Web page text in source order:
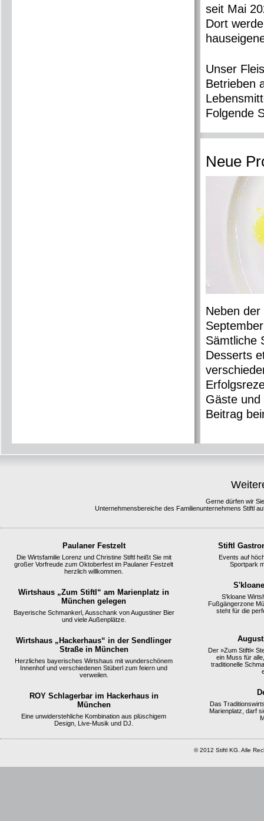
seit Mai
Dort
Unser
Betrieben
Folgende
Neue
Neben
Sämtliche
Desserts
Gäste
Beitrag
Gerne dürfen wir
Unternehmensbereiche des Familienunternehmens Stiftl
Paulaner Festzelt
Die Wirtsfamilie Lorenz und Christine Stiftl heißt Sie mit
großer Vorfreude zum Oktoberfest im Paulaner Festzelt
herzlich willkommen.
Wirtshaus „Zum Stiftl“ am Marienplatz in
München gelegen
Bayerische Schmankerl, Ausschank von Augustiner Bier
und viele Außenplätze.
Wirtshaus „Hackerhaus“ in der Sendlinger
Straße in München
Herzliches bayerisches Wirtshaus mit wunderschönem
Innenhof und verschiedenen Stüberl zum feiern und
verweilen.
ROY Schlagerbar im Hackerhaus in
München
Eine unwiderstehliche Kombination aus plüschigem
Design, Live-Musik und DJ.
Stiftl
Events auf
Sportpark
S'kloane
Fußgängerzone
steht für die
Der »Zum Stiftl«
ein Muss für
traditionelle
Das
Marienplatz, darf
© 2012 Stiftl KG. Alle